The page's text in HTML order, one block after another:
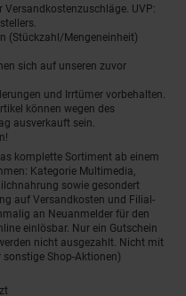
Versandkostenzuschläge. UVP:
(Stückzahl/Mengeneinheit)
sich auf unseren zuvor
und Irrtümer vorbehalten.
können wegen des
ausverkauft sein.
komplette Sortiment ab einem
Kategorie Multimedia,
sowie gesondert
auf Versandkosten und Filial-
an Neuanmelder für den
einlösbar. Nur ein Gutschein
nicht ausgezahlt. Nicht mit
sonstige Shop-Aktionen)